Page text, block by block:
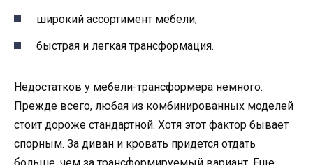
широкий ассортимент мебели;
быстрая и легкая трансформация.
Недостатков у мебели-трансформера немного.
Прежде всего, любая из комбинированных моделей
стоит дороже стандартной. Хотя этот фактор бывает
спорным. За диван и кровать придется отдать